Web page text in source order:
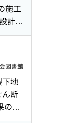
造
影響
み :
イ
発
プ
施工
計手
十字
区
け
解を
け
質
御方
図書館
地
断
の分
的特